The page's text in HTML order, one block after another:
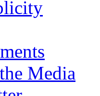
Media